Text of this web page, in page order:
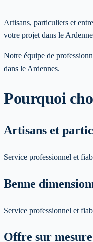
Artisans, particuliers et
votre projet dans le
Notre équipe de
dans le Ardennes.
Pourquoi
Artisans et
Service professionnel et
Benne
Service professionnel et
Offre sur mesure